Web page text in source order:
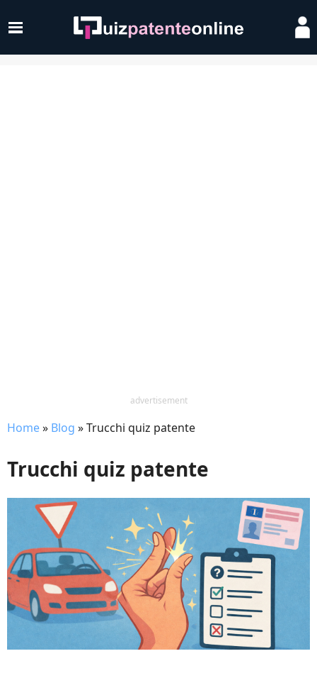
advertisement
Home» Blog »Trucchi quiz patente
Trucchi quiz patente